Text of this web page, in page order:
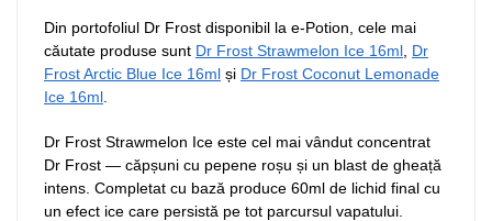
Din portofoliul Dr Frost disponibil la e-Potion, cele mai
căutate produse sunt Dr Frost Strawmelon Ice 16ml Dr
Frost Arctic Blue Ice 16ml și Dr Frost Coconut Lemonade
Ice 16ml
Dr Frost Strawmelon Ice este cel mai vândut concentrat
Dr Frost — căpșuni cu pepene roșu și un blast de gheață
intens. Completat cu bază produce 60ml de lichid final cu
un efect ice care persistă pe tot parcursul vapatului.